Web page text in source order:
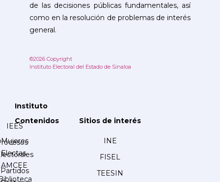
de las decisiones públicas fundamentales, así
como en la resolución de problemas de interés
general.
©2026 Copyright
Instituto Electoral del Estado de Sinaloa
Instituto
IEES
Partidos
Contenidos
Mujeres
Electas
AMCEE
Sitios de interés
INE
FISEL
TEESIN